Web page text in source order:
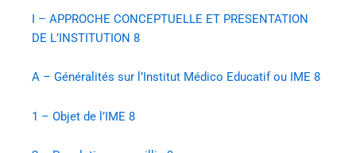
I – APPROCHE CONCEPTUELLE ET PRESENTATION
DE L’INSTITUTION 8
A – Généralités sur l’Institut Médico Educatif ou IME 8
1 – Objet de l’IME 8